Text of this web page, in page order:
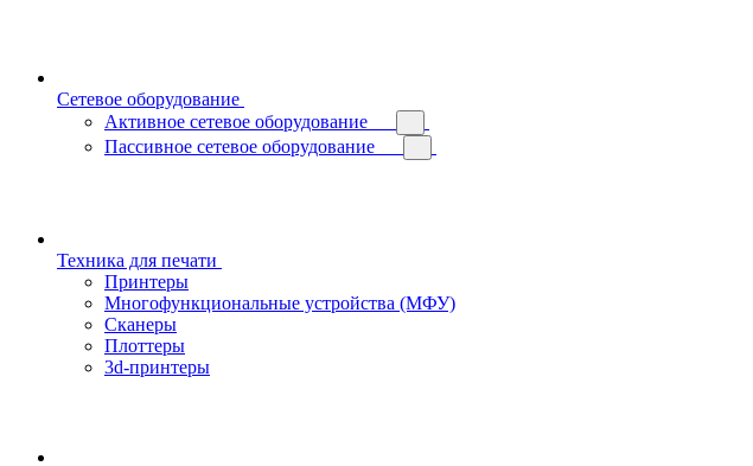
Сетевое оборудование
Активное сетевое оборудование
Пассивное сетевое оборудование
Техника для печати
Принтеры
Многофункциональные устройства (МФУ)
Сканеры
Плоттеры
3d-принтеры